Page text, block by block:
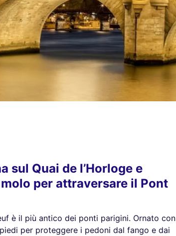
sul Quai de l’Horloge e
per attraversare il Pont
è il più antico dei ponti parigini. Ornato con
per proteggere i pedoni dal fango e dai